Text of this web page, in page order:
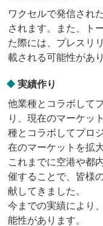
ワクセルで発信され
されます。また、ト
た際には、プレスリ
載される可能性があ
実績作り
他業種とコラボして
り、現在のマーケッ
種とコラボしてプロ
在のマーケットを拡
これまでに空港や都
催することで、皆様
献してきました。
今までの実績により
能性があります。